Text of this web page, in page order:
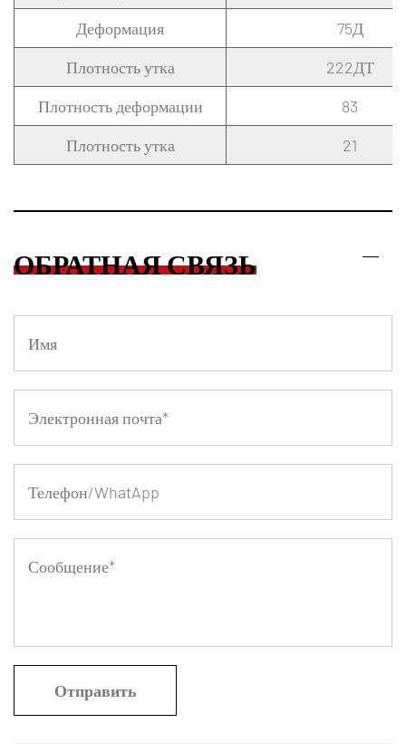
Деформация
75Д
Плотность утка
222ДТ
Плотность деформации
83
Плотность утка
21
ОБРАТНАЯ СВЯЗЬ